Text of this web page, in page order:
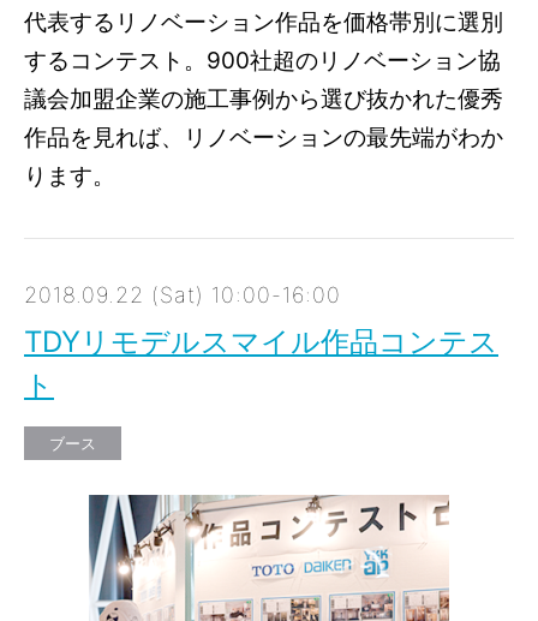
代表するリノベーション作品を価格帯別に選別
するコンテスト。900社超のリノベーション協
議会加盟企業の施工事例から選び抜かれた優秀
作品を見れば、リノベーションの最先端がわか
ります。
2018.09.22 (Sat) 10:00-16:00
TDYリモデルスマイル作品コンテス
ト
ブース